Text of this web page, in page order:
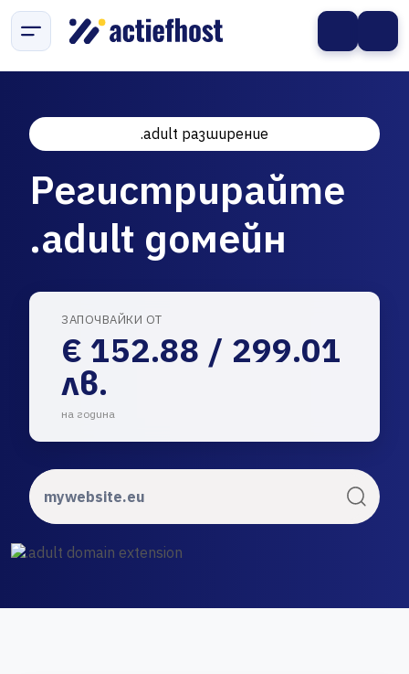
.adult разширение
Регистрирайте
.adult домейн
ЗАПОЧВАЙКИ ОТ
€ 152.88 / 299.01
лв.
на година